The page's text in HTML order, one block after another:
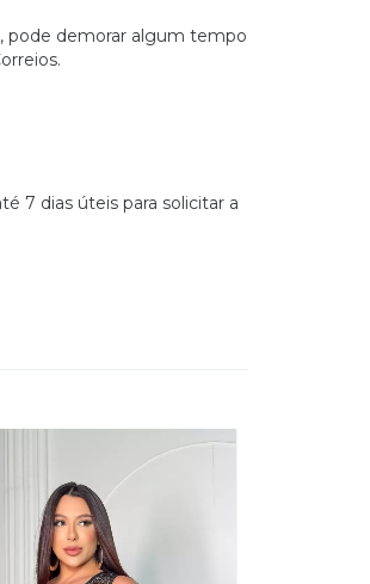
pode demorar algum tempo
7 dias úteis para solicitar a